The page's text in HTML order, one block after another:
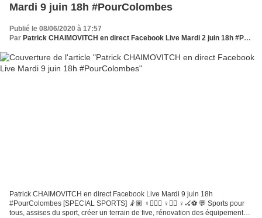
Mardi 9 juin 18h #PourColombes
Publié le 08/06/2020 à 17:57
Par Patrick CHAIMOVITCH en direct Facebook Live Mardi 2 juin 18h #PourColombes
Patrick CHAIMOVITCH en direct Facebook Live Mardi 9 juin 18h
#PourColombes [SPECIAL SPORTS] 🤾🏽 ♀️⛹🏼🤼 ♀️🏊🏾 ♀️🏑⚽️ 💬 Sports pour
tous, assises du sport, créer un terrain de five, rénovation des équipements,